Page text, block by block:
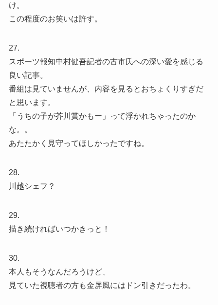
け。
この程度のお笑いは許す。
27.
スポーツ報知中村健吾記者の古市氏への深い愛を感じる
良い記事。
番組は見ていませんが、内容を見るとおちょくりすぎだ
と思います。
「うちの子が芥川賞かもー」って浮かれちゃったのか
な。。
あたたかく見守ってほしかったですね。
28.
川越シェフ？
29.
描き続ければいつかきっと！
30.
本人もそうなんだろうけど、
見ていた視聴者の方も金屏風にはドン引きだったわ。